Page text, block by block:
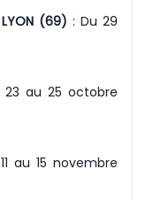
(69) : Du 29
23 au 25 octobre
au 15 novembre